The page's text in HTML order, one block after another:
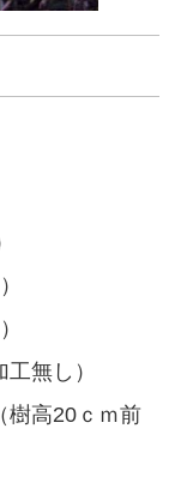
無し）
樹高20ｃｍ前